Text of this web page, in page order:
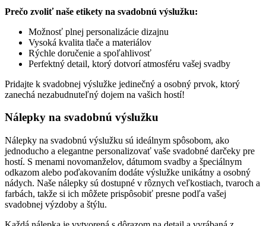
Prečo zvoliť naše etikety na svadobnú výslužku:
Možnosť plnej personalizácie dizajnu
Vysoká kvalita tlače a materiálov
Rýchle doručenie a spoľahlivosť
Perfektný detail, ktorý dotvorí atmosféru vašej svadby
Pridajte k svadobnej výslužke jedinečný a osobný prvok, ktorý
zanechá nezabudnuteľný dojem na vašich hostí!
Nálepky na svadobnú výslužku
Nálepky na svadobnú výslužku sú ideálnym spôsobom, ako
jednoducho a elegantne personalizovať vaše svadobné darčeky pre
hostí. S menami novomanželov, dátumom svadby a špeciálnym
odkazom alebo poďakovaním dodáte výslužke unikátny a osobný
nádych. Naše nálepky sú dostupné v rôznych veľkostiach, tvaroch a
farbách, takže si ich môžete prispôsobiť presne podľa vašej
svadobnej výzdoby a štýlu.